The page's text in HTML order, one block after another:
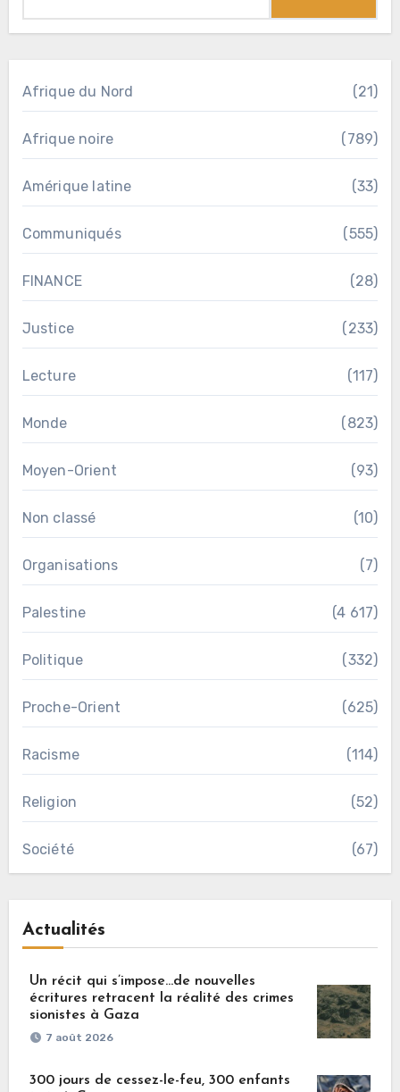
Afrique du Nord (21)
Afrique noire (789)
Amérique latine (33)
Communiqués (555)
FINANCE (28)
Justice (233)
Lecture (117)
Monde (823)
Moyen-Orient (93)
Non classé (10)
Organisations (7)
Palestine (4 617)
Politique (332)
Proche-Orient (625)
Racisme (114)
Religion (52)
Société (67)
Actualités
Un récit qui s’impose…de nouvelles
écritures retracent la réalité des crimes
sionistes à Gaza
7 août 2026
300 jours de cessez-le-feu, 300 enfants